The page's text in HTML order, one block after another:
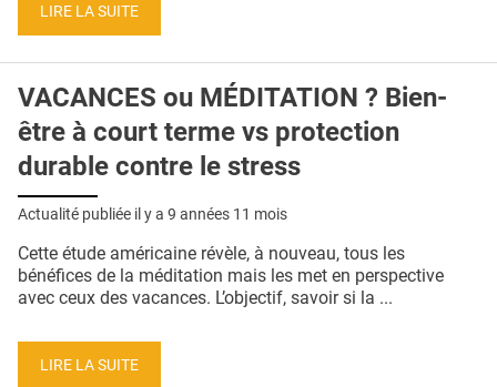
LIRE LA SUITE
VACANCES ou MÉDITATION ? Bien-
être à court terme vs protection
durable contre le stress
Actualité publiée il y a 9 années 11 mois
Cette étude américaine révèle, à nouveau, tous les
bénéfices de la méditation mais les met en perspective
avec ceux des vacances. L’objectif, savoir si la ...
LIRE LA SUITE